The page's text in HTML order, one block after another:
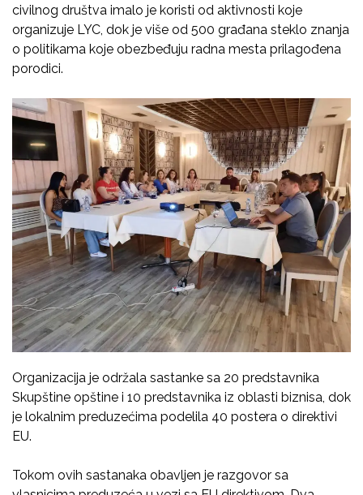
civilnog društva imalo je koristi od aktivnosti koje
organizuje LYC, dok je više od 500 građana steklo znanja
o politikama koje obezbeđuju radna mesta prilagođena
porodici.
Organizacija je održala sastanke sa 20 predstavnika
Skupštine opštine i 10 predstavnika iz oblasti biznisa, dok
je lokalnim preduzećima podelila 40 postera o direktivi
EU.
Tokom ovih sastanaka obavljen je razgovor sa